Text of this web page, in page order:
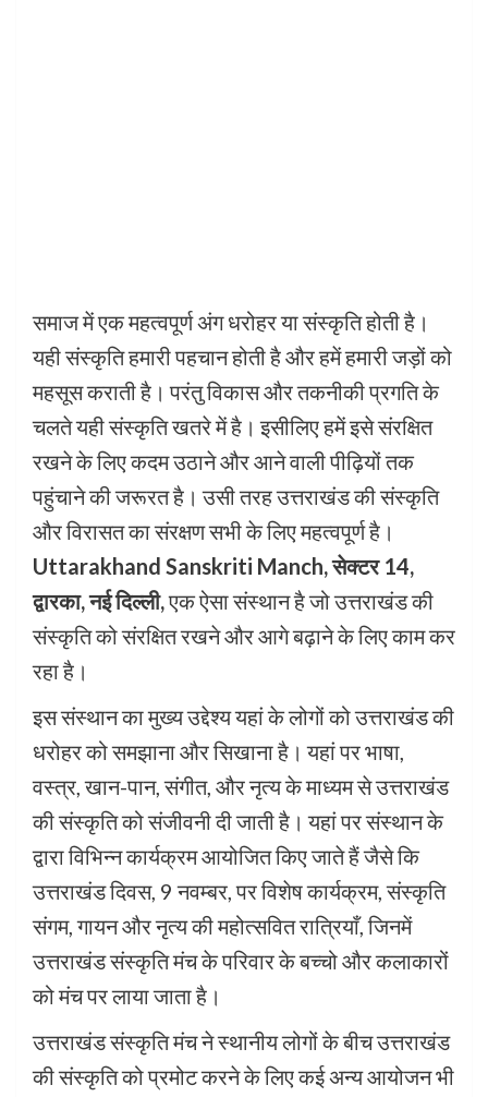
समाज में एक महत्वपूर्ण अंग धरोहर या संस्कृति होती है।
यही संस्कृति हमारी पहचान होती है और हमें हमारी जड़ों को
महसूस कराती है। परंतु विकास और तकनीकी प्रगति के
चलते यही संस्कृति खतरे में है। इसीलिए हमें इसे संरक्षित
रखने के लिए कदम उठाने और आने वाली पीढ़ियों तक
पहुंचाने की जरूरत है। उसी तरह उत्तराखंड की संस्कृति
और विरासत का संरक्षण सभी के लिए महत्वपूर्ण है।
Uttarakhand Sanskriti Manch, सेक्टर 14,
द्वारका, नई दिल्ली,एक ऐसा संस्थान है जो उत्तराखंड की
संस्कृति को संरक्षित रखने और आगे बढ़ाने के लिए काम कर
रहा है।
इस संस्थान का मुख्य उद्देश्य यहां के लोगों को उत्तराखंड की
धरोहर को समझाना और सिखाना है। यहां पर भाषा,
वस्त्र, खान-पान, संगीत, और नृत्य के माध्यम से उत्तराखंड
की संस्कृति को संजीवनी दी जाती है। यहां पर संस्थान के
द्वारा विभिन्न कार्यक्रम आयोजित किए जाते हैं जैसे कि
उत्तराखंड दिवस, 9 नवम्बर, पर विशेष कार्यक्रम, संस्कृति
संगम, गायन और नृत्य की महोत्सवित रात्रियाँ, जिनमें
उत्तराखंड संस्कृति मंच के परिवार के बच्चो और कलाकारों
को मंच पर लाया जाता है।
उत्तराखंड संस्कृति मंच ने स्थानीय लोगों के बीच उत्तराखंड
की संस्कृति को प्रमोट करने के लिए कई अन्य आयोजन भी